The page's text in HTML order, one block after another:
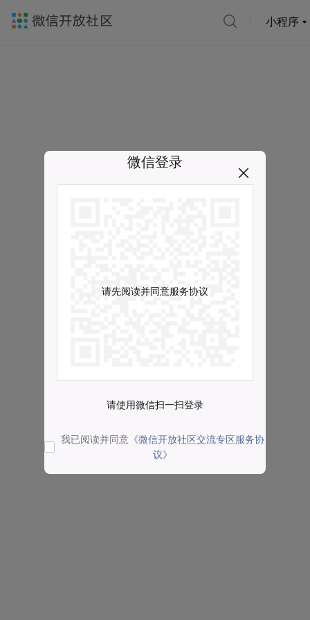
小程序
微信登录
请先阅读并同意服务协议
请使用微信扫一扫登录
我已阅读并同意 《微信开放社区交流专区服务协
议》